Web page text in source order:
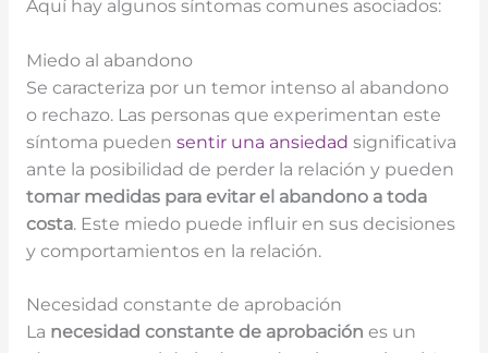
Aquí hay algunos síntomas comunes asociados:
Miedo al abandono
Se caracteriza por un temor intenso al abandono
o rechazo. Las personas que experimentan este
síntoma pueden sentir una ansiedad significativa
ante la posibilidad de perder la relación y pueden
tomar medidas para evitar el abandono a toda
costa. Este miedo puede influir en sus decisiones
y comportamientos en la relación.
Necesidad constante de aprobación
La necesidad constante de aprobación es un